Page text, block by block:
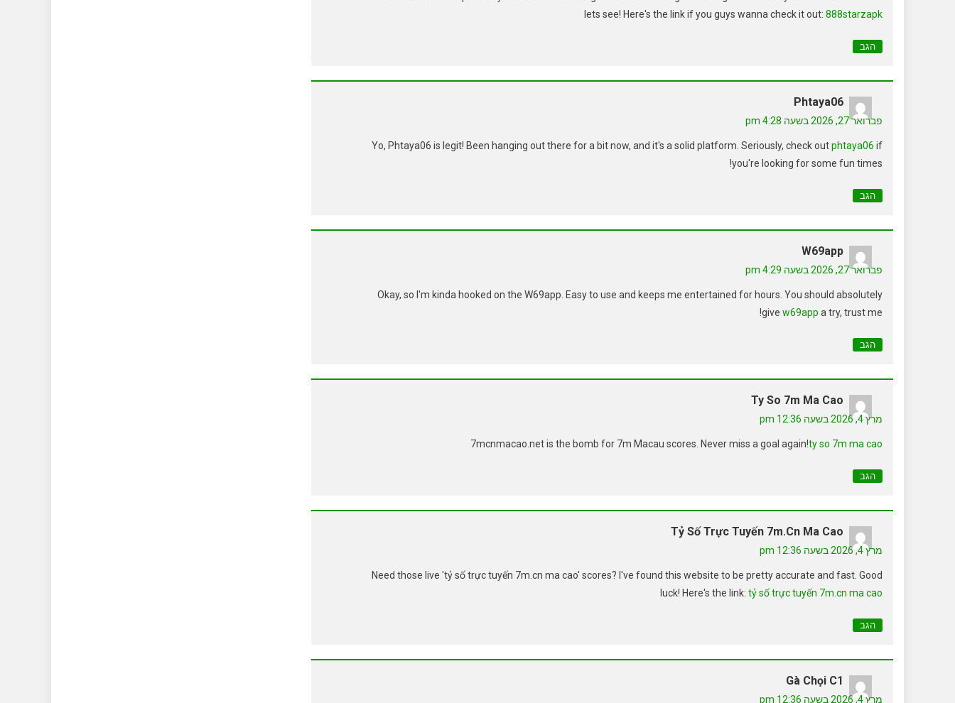
lets see! Here's the link if you guys wanna check it out: 888starzapk
הגב
Phtaya06
פברואר 27, 2026 בשעה 4:28 pm
Yo, Phtaya06 is legit! Been hanging out there for a bit now, and it's a solid platform. Seriously, check outphtaya06 if
you're looking for some fun times!
הגב
W69app
פברואר 27, 2026 בשעה 4:29 pm
Okay, so I'm kinda hooked on the W69app. Easy to use and keeps me entertained for hours. You should absolutely
give w69app a try, trust me!
הגב
Ty So 7m Ma Cao
מרץ 4, 2026 בשעה 12:36 pm
7mcnmacao.net is the bomb for 7m Macau scores. Never miss a goal again!ty so 7m ma cao
הגב
Tỷ Số Trực Tuyến 7m.cn Ma Cao
מרץ 4, 2026 בשעה 12:36 pm
Need those live 'tỷ số trực tuyến 7m.cn ma cao' scores? I've found this website to be pretty accurate and fast. Good
luck! Here's the link: tỷ số trực tuyến 7m.cn ma cao
הגב
Gà Chọi C1
מרץ 4, 2026 בשעה 12:36 pm